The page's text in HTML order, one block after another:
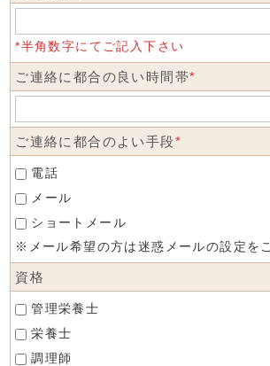
*半角数字にてご記入下さい
ご連絡に都合の良い時間帯*
ご連絡に都合のよい手段*
電話
メール
ショートメール
※メール希望の方は迷惑メールの設定を
資格
管理栄養士
栄養士
調理師